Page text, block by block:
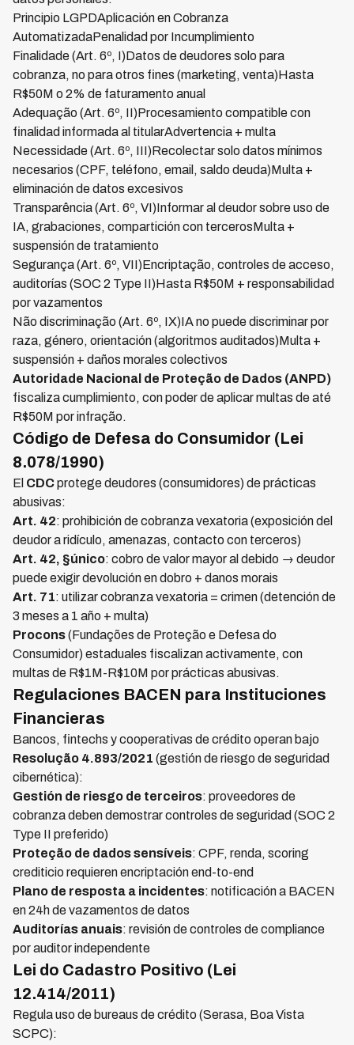
Principio LGPDAplicación en Cobranza
AutomatizadaPenalidad por Incumplimiento
Finalidade (Art. 6º, I)Datos de deudores solo para
cobranza, no para otros fines (marketing, venta)Hasta
R$50M o 2% de faturamento anual
Adequação (Art. 6º, II)Procesamiento compatible con
finalidad informada al titularAdvertencia + multa
Necessidade (Art. 6º, III)Recolectar solo datos mínimos
necesarios (CPF, teléfono, email, saldo deuda)Multa +
eliminación de datos excesivos
Transparência (Art. 6º, VI)Informar al deudor sobre uso de
IA, grabaciones, compartición con tercerosMulta +
suspensión de tratamiento
Segurança (Art. 6º, VII)Encriptação, controles de acceso,
auditorías (SOC 2 Type II)Hasta R$50M + responsabilidad
por vazamentos
Não discriminação (Art. 6º, IX)IA no puede discriminar por
raza, género, orientación (algoritmos auditados)Multa +
suspensión + daños morales colectivos
Autoridade Nacional de Proteção de Dados (ANPD)
fiscaliza cumplimiento, con poder de aplicar multas de até
R$50M por infração.
Código de Defesa do Consumidor (Lei
8.078/1990)
El CDCprotege deudores (consumidores) de prácticas
abusivas:
Art. 42: prohibición de cobranza vexatoria (exposición del
deudor a ridículo, amenazas, contacto con terceros)
Art. 42, §único: cobro de valor mayor al debido → deudor
puede exigir devolución en dobro + danos morais
Art. 71: utilizar cobranza vexatoria = crimen (detención de
3 meses a 1 año + multa)
Procons(Fundações de Proteção e Defesa do
Consumidor) estaduales fiscalizan activamente, con
multas de R$1M-R$10M por prácticas abusivas.
Regulaciones BACEN para Instituciones
Financieras
Bancos, fintechs y cooperativas de crédito operan bajo
Resolução 4.893/2021 (gestión de riesgo de seguridad
cibernética):
Gestión de riesgo de terceiros: proveedores de
cobranza deben demostrar controles de seguridad (SOC 2
Type II preferido)
Proteção de dados sensíveis: CPF, renda, scoring
crediticio requieren encriptación end-to-end
Plano de resposta a incidentes: notificación a BACEN
en 24h de vazamentos de datos
Auditorías anuais: revisión de controles de compliance
por auditor independente
Lei do Cadastro Positivo (Lei
12.414/2011)
Regula uso de bureaus de crédito (Serasa, Boa Vista
SCPC):